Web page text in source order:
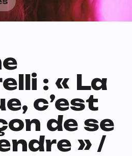
: « La
c’est
de se
» /